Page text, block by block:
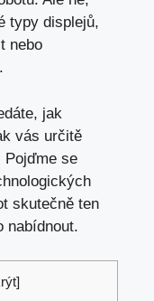
typy displejů,
nebo
jak
vás určitě
Pojďme se
skutečně ten
nabídnout.
]